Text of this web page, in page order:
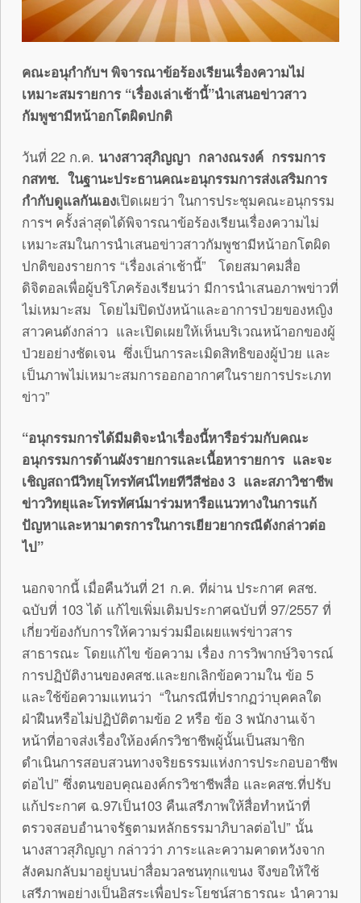
คณะอนุกำกับฯ พิจารณาข้อร้องเรียนเรื่องความไม่
เหมาะสมรายการ “เรื่องเล่าเช้านี้”นำเสนอข่าวสาว
กัมพูชามีหน้าอกโตผิดปกติ
วันที่ 22 ก.ค. นางสาวสุภิญญา กลางณรงค์ กรรมการ
กสทช. ในฐานะประธานคณะอนุกรรมการส่งเสริมการ
กำกับดูแลกันเองเปิดเผยว่า ในการประชุมคณะอนุกรรม
การฯ ครั้งล่าสุดได้พิจารณาข้อร้องเรียนเรื่องความไม่
เหมาะสมในการนำเสนอข่าวสาวกัมพูชามีหน้าอกโตผิด
ปกติของรายการ “เรื่องเล่าเช้านี้” โดยสมาคมสื่อ
ดิจิตอลเพื่อผู้บริโภคร้องเรียนว่า มีการนำเสนอภาพข่าวที่
ไม่เหมาะสม โดยไม่ปิดบังหน้าและอาการป่วยของหญิง
สาวคนดังกล่าว และเปิดเผยให้เห็นบริเวณหน้าอกของผู้
ป่วยอย่างชัดเจน ซึ่งเป็นการละเมิดสิทธิของผู้ป่วย และ
เป็นภาพไม่เหมาะสมการออกอากาศในรายการประเภท
ข่าว”
“อนุกรรมการได้มีมติจะนำเรื่องนี้หารือร่วมกับคณะ
อนุกรรมการด้านผังรายการและเนื้อหารายการ และจะ
เชิญสถานีวิทยุโทรทัศน์ไทยทีวีสีช่อง 3 และสภาวิชาชีพ
ข่าววิทยุและโทรทัศน์มาร่วมหารือแนวทางในการแก้
ปัญหาและหามาตรการในการเยียวยากรณีดังกล่าวต่อ
ไป”
นอกจากนี้ เมื่อคืนวันที่ 21 ก.ค. ที่ผ่าน ประกาศ คสช.
ฉบับที่ 103 ได้ แก้ไขเพิ่มเติมประกาศฉบับที่ 97/2557 ที่
เกี่ยวข้องกับการให้ความร่วมมือเผยแพร่ข่าวสาร
สาธารณะ โดยแก้ไข ข้อความ เรื่อง การวิพากษ์วิจารณ์
การปฏิบัติงานของคสช.และยกเลิกข้อความใน ข้อ 5
และใช้ข้อความแทนว่า “ในกรณีที่ปรากฏว่าบุคคลใด
ฝ่าฝืนหรือไม่ปฏิบัติตามข้อ 2 หรือ ข้อ 3 พนักงานเจ้า
หน้าที่อาจส่งเรื่องให้องค์กรวิชาชีพผู้นั้นเป็นสมาชิก
ดำเนินการสอบสวนทางจริยธรรมแห่งการประกอบอาชีพ
ต่อไป” ซึ่งตนขอบคุณองค์กรวิชาชีพสื่อ และคสช.ที่ปรับ
แก้ประกาศ ฉ.97เป็น103 คืนเสรีภาพให้สื่อทำหน้าที่
ตรวจสอบอำนาจรัฐตามหลักธรรมาภิบาลต่อไป” นั้น
นางสาวสุภิญญา กล่าวว่า ภาระและความคาดหวังจาก
สังคมกลับมาอยู่บนบ่าสื่อมวลชนทุกแขนง จึงขอให้ใช้
เสรีภาพอย่างเป็นอิสระเพื่อประโยชน์สาธารณะ นำความ